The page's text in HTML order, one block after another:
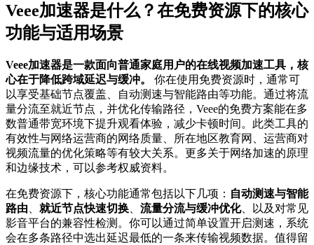
Veee加速器是什么？在免费资源下的核心
功能与适用场景
Veee加速器是一款面向普通家庭用户的在线视频加速工具，核
心在于降低跨域延迟与缓冲。
你在使用免费资源时，通常可
以享受基础节点覆盖、自动测速与智能路由等功能。通过将流
量分流至就近节点，并优化传输路径，Veee的免费方案能在多
数普通带宽环境下提升观看体验，减少卡顿时间。此类工具的
有效性与网络运营商的网络质量、所在地区教育网、运营商对
视频流量的优化策略等有较大关系。更多关于网络加速的原理
和边缘技术，可以参考权威资料。
在免费资源下，核心功能通常包括以下几项： 自动测速与智能
路由
就近节点快速切换 流量分流与缓冲优化、以及对常见
影音平台的兼容性检测。你可以通过简单设置开启测速，系统
会在多条路径中选出延迟最低的一条来传输视频数据。值得留